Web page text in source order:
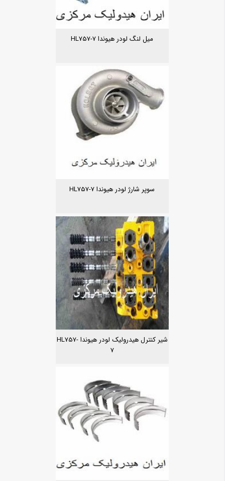
میل لنگ لودر هیوندا HL757-7
سوپر شارژ لودر هیوندا HL757-7
شیر کنترل هیدرولیک لودر هیوندا HL757-
7